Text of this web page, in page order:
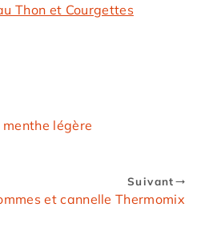
Thon et Courgettes
légère
Suivant
et cannelle Thermomix